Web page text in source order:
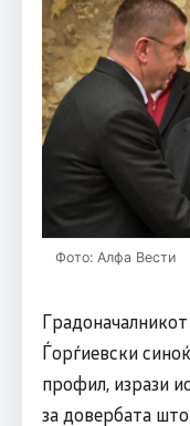
Фото: Алфа Вести
Ѓорѓиевски
профил, изрази
за довербата